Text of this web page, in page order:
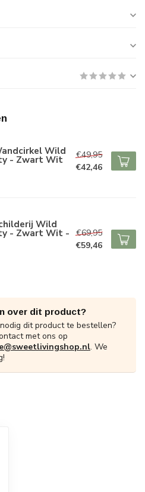
Wild
- Zwart Wit
€49,95
€42,46
Wild
- Zwart Wit -
€69,95
€59,46
over dit product?
dit product te bestellen?
met ons op
. We